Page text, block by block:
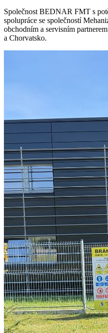
Společnost BEDNAR FMT s
spolupráce se společností
obchodním a servisním
a Chorvatsko.